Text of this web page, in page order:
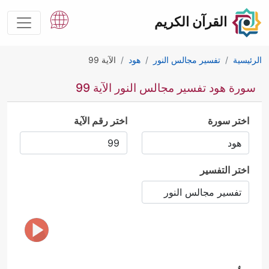
القرآن الكريم
الرئيسية تفسير مجالس النور هود الآية 99
سورة هود تفسير مجالس النور الآية 99
اختر سورة اختر رقم الآية
اختر التفسير